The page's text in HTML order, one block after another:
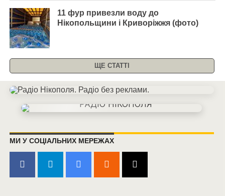
11 фур привезли воду до
Нікопольщини і Криворіжжя (фото)
ЩЕ СТАТТІ
МИ У СОЦІАЛЬНИХ МЕРЕЖАХ